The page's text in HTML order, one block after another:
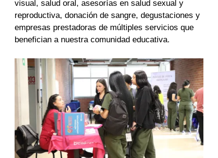
visual, salud oral, asesorías en salud sexual y
reproductiva, donación de sangre, degustaciones y
empresas prestadoras de múltiples servicios que
benefician a nuestra comunidad educativa.